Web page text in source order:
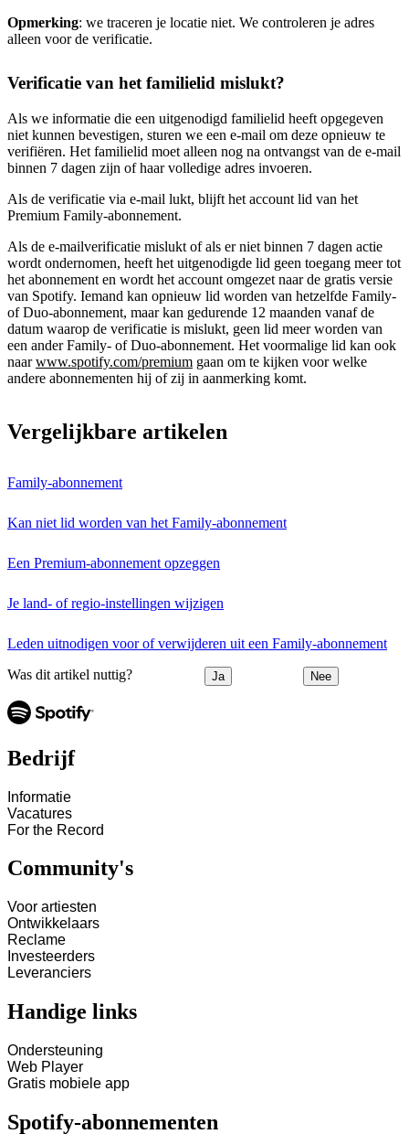
Opmerking: we traceren je locatie niet. We controleren je adres
alleen voor de verificatie.
Verificatie van het familielid mislukt?
Als we informatie die een uitgenodigd familielid heeft opgegeven
niet kunnen bevestigen, sturen we een e-mail om deze opnieuw te
verifiëren. Het familielid moet alleen nog na ontvangst van de e-mail
binnen 7 dagen zijn of haar volledige adres invoeren.
Als de verificatie via e-mail lukt, blijft het account lid van het
Premium Family-abonnement.
Als de e-mailverificatie mislukt of als er niet binnen 7 dagen actie
wordt ondernomen, heeft het uitgenodigde lid geen toegang meer tot
het abonnement en wordt het account omgezet naar de gratis versie
van Spotify. Iemand kan opnieuw lid worden van hetzelfde Family-
of Duo-abonnement, maar kan gedurende 12 maanden vanaf de
datum waarop de verificatie is mislukt, geen lid meer worden van
een ander Family- of Duo-abonnement. Het voormalige lid kan ook
naarwww.spotify.com/premium gaan om te kijken voor welke
andere abonnementen hij of zij in aanmerking komt.
Vergelijkbare artikelen
Family-abonnement
Kan niet lid worden van het Family-abonnement
Een Premium-abonnement opzeggen
Je land- of regio-instellingen wijzigen
Leden uitnodigen voor of verwijderen uit een Family-abonnement
Was dit artikel nuttig? Ja Nee
Bedrijf
Informatie
Vacatures
For the Record
Community's
Voor artiesten
Ontwikkelaars
Reclame
Investeerders
Leveranciers
Handige links
Ondersteuning
Web Player
Gratis mobiele app
Spotify-abonnementen